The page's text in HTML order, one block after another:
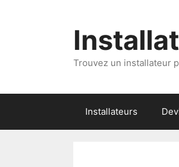
Trouvez un installateur
Installateurs